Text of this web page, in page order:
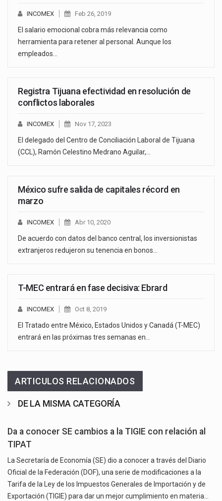
INCOMEX Feb 26, 2019
El salario emocional cobra más relevancia como
herramienta para retener al personal. Aunque los
empleados…
Registra Tijuana efectividad en resolución de
conflictos laborales
INCOMEX Nov 17, 2023
El delegado del Centro de Conciliación Laboral de Tijuana
(CCL), Ramón Celestino Medrano Aguilar,…
México sufre salida de capitales récord en
marzo
INCOMEX Abr 10, 2020
De acuerdo con datos del banco central, los inversionistas
extranjeros redujeron su tenencia en bonos…
T-MEC entrará en fase decisiva: Ebrard
INCOMEX Oct 8, 2019
El Tratado entre México, Estados Unidos y Canadá (T-MEC)
entrará en las próximas tres semanas en…
ARTICULOS RELACIONADOS
DE LA MISMA CATEGORÍA
Da a conocer SE cambios a la TIGIE con relación al
TIPAT
La Secretaría de Economía (SE) dio a conocer a través del Diario
Oficial de la Federación (DOF), una serie de modificaciones a la
Tarifa de la Ley de los Impuestos Generales de Importación y de
Exportación (TIGIE) para dar un mejor cumplimiento en materia…